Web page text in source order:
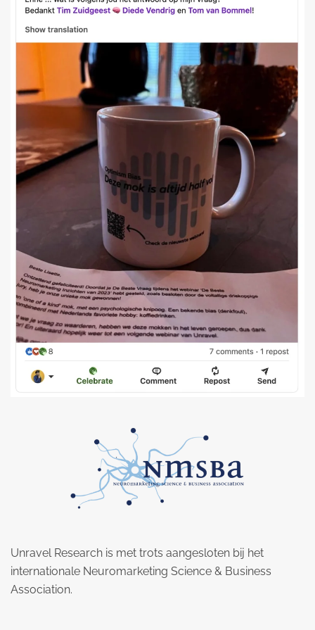
Unravel Research is met trots aangesloten bij het
internationale Neuromarketing Science & Business
Association.